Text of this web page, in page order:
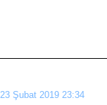
23 Şubat 2019 23:34